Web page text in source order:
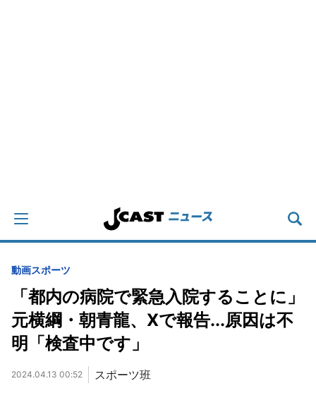
動画スポーツ
「都内の病院で緊急入院することに」
元横綱・朝青龍、Xで報告...原因は不
明「検査中です」
2024.04.13 00:52 スポーツ班